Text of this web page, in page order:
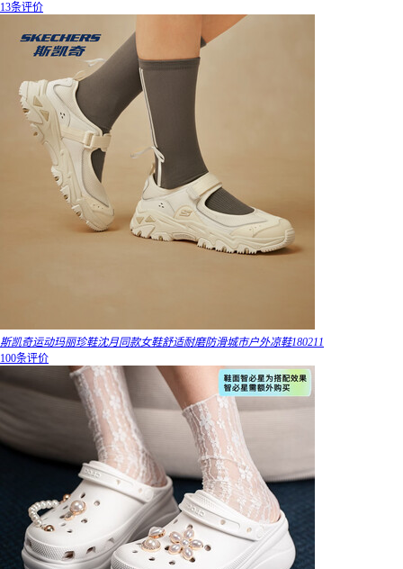
13条评价
斯凯奇运动玛丽珍鞋沈月同款女鞋舒适耐磨防滑城市户外凉鞋180211
100条评价